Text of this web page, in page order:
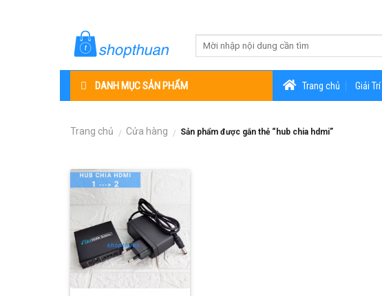
DANH MỤC SẢN PHẨM Trang chủ Giải Trí
Trang chủ / Cửa hàng / Sản phẩm được gắn thẻ “hub chia hdmi”